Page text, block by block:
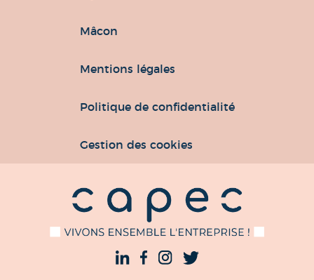
Mâcon
Mentions légales
Politique de confidentialité
Gestion des cookies